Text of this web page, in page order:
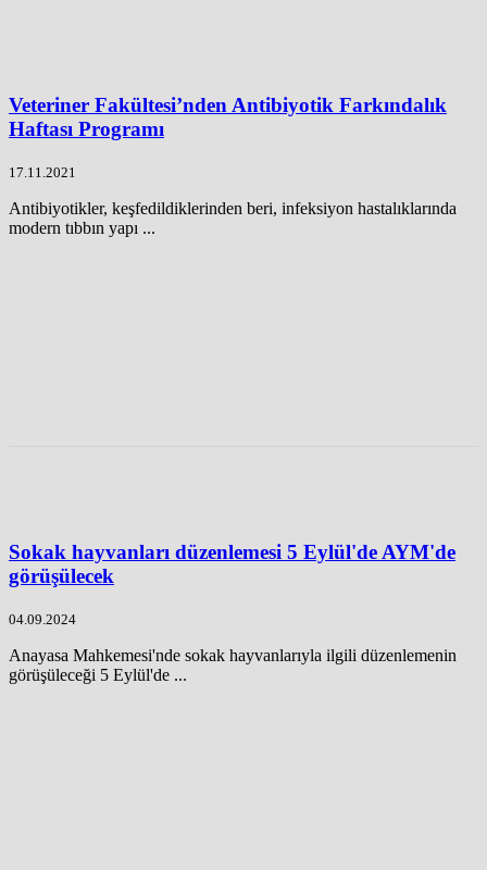
Veteriner Fakültesi’nden Antibiyotik Farkındalık
Haftası Programı
17.11.2021
Antibiyotikler, keşfedildiklerinden beri, infeksiyon hastalıklarında
modern tıbbın yapı ...
Sokak hayvanları düzenlemesi 5 Eylül'de AYM'de
görüşülecek
04.09.2024
Anayasa Mahkemesi'nde sokak hayvanlarıyla ilgili düzenlemenin
görüşüleceği 5 Eylül'de ...